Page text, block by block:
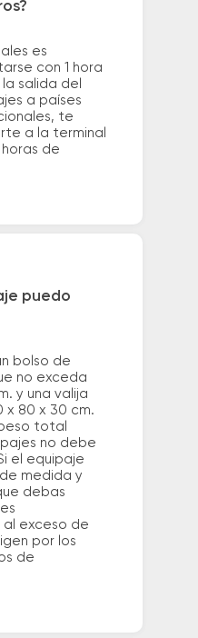
es
con 1 hora
salida del
a países
te
a la terminal
de
puedo
bolso de
no exceda
y una valija
x 80 x 30 cm.
total
no debe
el equipaje
medida y
debas
exceso de
por los
de